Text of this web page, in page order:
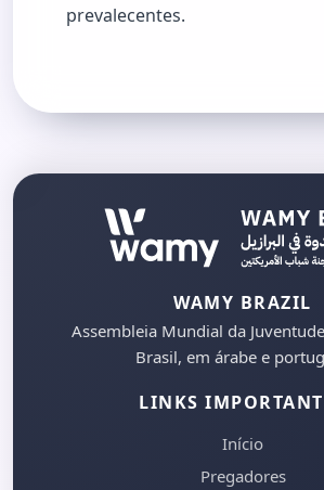
prevalecentes.
WAMY BRAZIL
Assembleia Mundial da
Brasil, em árabe e
LINKS
Início
Pregadores